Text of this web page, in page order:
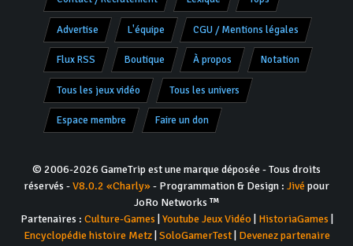
Advertise L'équipe CGU / Mentions légales
Flux RSS Boutique À propos Notation
Tous les jeux vidéo Tous les univers
Espace membre Faire un don
© 2006-2026 GameTrip est une marque déposée - Tous droits
réservés -V8.0.2 «Charly»- Programmation & Design : Jivépour
JoRo Networks ™
Partenaires : Culture-Games Youtube Jeux Vidéo| HistoriaGames
Encyclopédie histoire Metz| SoloGamerTest| Devenez partenaire